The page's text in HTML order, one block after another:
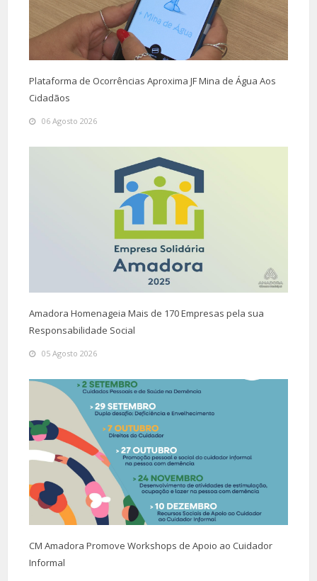
Plataforma de Ocorrências Aproxima JF Mina de Água Aos
Cidadãos
06 Agosto 2026
Amadora Homenageia Mais de 170 Empresas pela sua
Responsabilidade Social
05 Agosto 2026
CM Amadora Promove Workshops de Apoio ao Cuidador
Informal